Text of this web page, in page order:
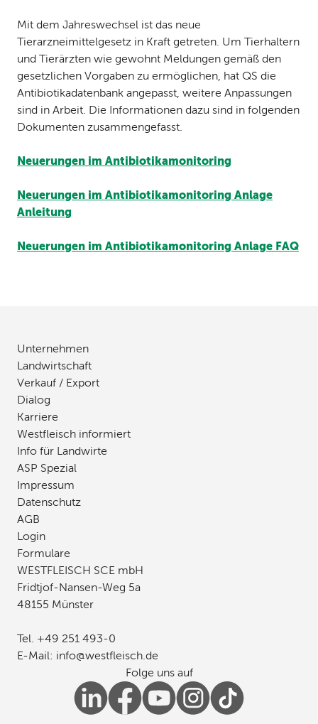
Mit dem Jahreswechsel ist das neue
Tierarzneimittelgesetz in Kraft getreten. Um Tierhaltern
und Tierärzten wie gewohnt Meldungen gemäß den
gesetzlichen Vorgaben zu ermöglichen, hat QS die
Antibiotikadatenbank angepasst, weitere Anpassungen
sind in Arbeit. Die Informationen dazu sind in folgenden
Dokumenten zusammengefasst.
Neuerungen im Antibiotikamonitoring
Neuerungen im Antibiotikamonitoring Anlage
Anleitung
Neuerungen im Antibiotikamonitoring Anlage FAQ
Unternehmen
Landwirtschaft
Verkauf / Export
Dialog
Karriere
Westfleisch informiert
Info für Landwirte
ASP Spezial
Impressum
Datenschutz
AGB
Login
Formulare
WESTFLEISCH SCE mbH
Fridtjof-Nansen-Weg 5a
48155 Münster
Tel. +49 251 493-0
E-Mail: info@westfleisch.de
Folge uns auf